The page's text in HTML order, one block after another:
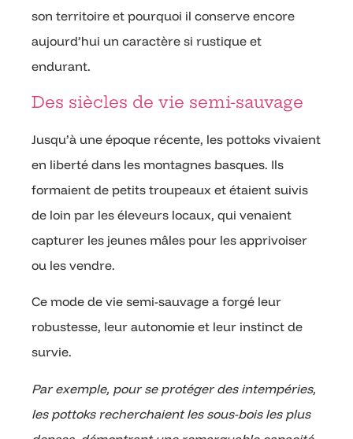
son territoire et pourquoi il conserve encore
aujourd’hui un caractère si rustique et
endurant.
Des siècles de vie semi-sauvage
Jusqu’à une époque récente, les pottoks vivaient
en liberté dans les montagnes basques. Ils
formaient de petits troupeaux et étaient suivis
de loin par les éleveurs locaux, qui venaient
capturer les jeunes mâles pour les apprivoiser
ou les vendre.
Ce mode de vie semi-sauvage a forgé leur
robustesse, leur autonomie et leur instinct de
survie.
Par exemple, pour se protéger des intempéries,
les pottoks recherchaient les sous-bois les plus